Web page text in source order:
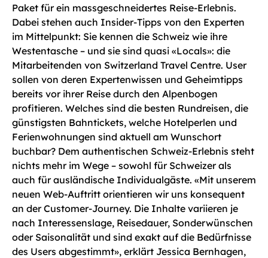
Paket für ein massgeschneidertes Reise-Erlebnis.
Dabei stehen auch Insider-Tipps von den Experten
im Mittelpunkt: Sie kennen die Schweiz wie ihre
Westentasche – und sie sind quasi «Locals»: die
Mitarbeitenden von Switzerland Travel Centre. User
sollen von deren Expertenwissen und Geheimtipps
bereits vor ihrer Reise durch den Alpenbogen
profitieren. Welches sind die besten Rundreisen, die
günstigsten Bahntickets, welche Hotelperlen und
Ferienwohnungen sind aktuell am Wunschort
buchbar? Dem authentischen Schweiz-Erlebnis steht
nichts mehr im Wege – sowohl für Schweizer als
auch für ausländische Individualgäste. «Mit unserem
neuen Web-Auftritt orientieren wir uns konsequent
an der Customer-Journey. Die Inhalte variieren je
nach Interessenslage, Reisedauer, Sonderwünschen
oder Saisonalität und sind exakt auf die Bedürfnisse
des Users abgestimmt», erklärt Jessica Bernhagen,